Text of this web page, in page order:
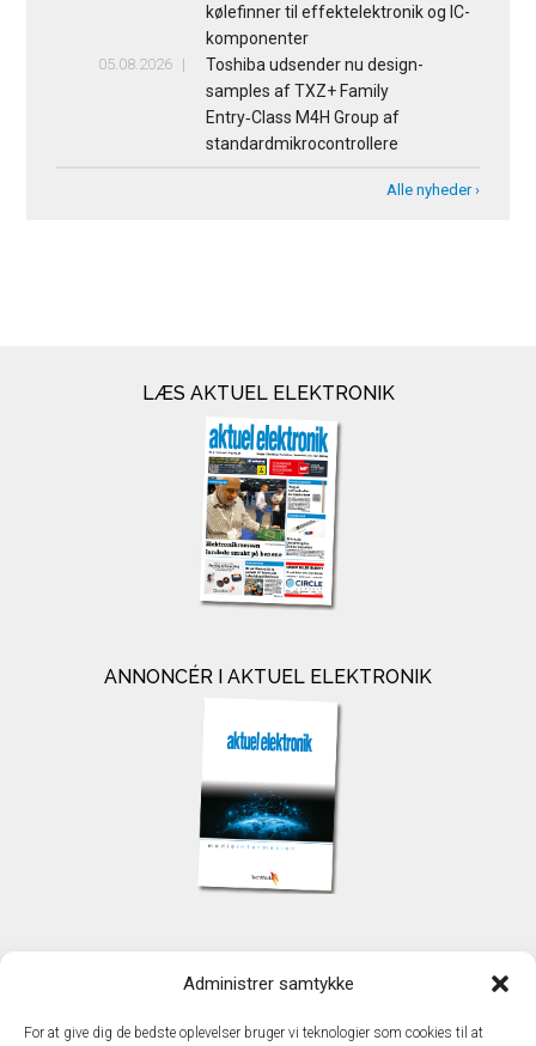
Administrer samtykke
For at give dig de bedste oplevelser bruger vi teknologier som cookies til at
kølefinner til effektelektronik og IC-
komponenter
05.08.2026
Toshiba udsender nu design-
samples af TXZ+ Family
Entry‑Class M4H Group af
standardmikrocontrollere
Alle nyheder ›
LÆS AKTUEL ELEKTRONIK
ANNONCÉR I AKTUEL ELEKTRONIK
TechMedia A/S